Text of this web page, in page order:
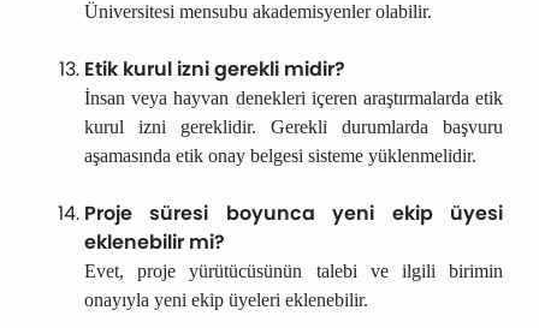
Üniversitesi mensubu akademisyenler olabilir.
Etik kurul izni gerekli midir?
İnsan veya hayvan denekleri içeren araştırmalarda etik
kurul izni gereklidir. Gerekli durumlarda başvuru
aşamasında etik onay belgesi sisteme yüklenmelidir.
Proje süresi boyunca yeni ekip üyesi
eklenebilir mi?
Evet, proje yürütücüsünün talebi ve ilgili birimin
onayıyla yeni ekip üyeleri eklenebilir.